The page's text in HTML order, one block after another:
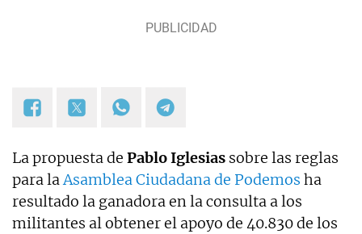
La propuesta de Pablo Iglesias sobre las reglas
para laAsamblea Ciudadana de Podemos ha
resultado la ganadora en la consulta a los
militantes al obtener el apoyo de 40.830 de los